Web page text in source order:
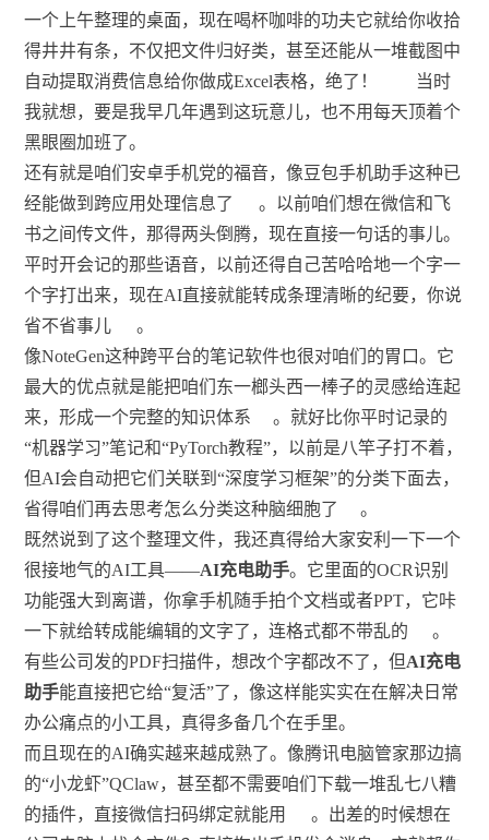
一个上午整理的桌面，现在喝杯咖啡的功夫它就给你收拾
得井井有条，不仅把文件归好类，甚至还能从一堆截图中
自动提取消费信息给你做成Excel表格，绝了！
当时
我就想，要是我早几年遇到这玩意儿，也不用每天顶着个
黑眼圈加班了。
还有就是咱们安卓手机党的福音，像豆包手机助手这种已
经能做到跨应用处理信息了
。以前咱们想在微信和飞
书之间传文件，那得两头倒腾，现在直接一句话的事儿。
平时开会记的那些语音，以前还得自己苦哈哈地一个字一
个字打出来，现在AI直接就能转成条理清晰的纪要，你说
省不省事儿
。
像NoteGen这种跨平台的笔记软件也很对咱们的胃口。它
最大的优点就是能把咱们东一榔头西一棒子的灵感给连起
来，形成一个完整的知识体系
。就好比你平时记录的
“机器学习”笔记和“PyTorch教程”，以前是八竿子打不着，
但AI会自动把它们关联到“深度学习框架”的分类下面去，
省得咱们再去思考怎么分类这种脑细胞了
。
既然说到了这个整理文件，我还真得给大家安利一下一个
很接地气的AI工具——AI充电助手。它里面的OCR识别
功能强大到离谱，你拿手机随手拍个文档或者PPT，它咔
一下就给转成能编辑的文字了，连格式都不带乱的
。
有些公司发的PDF扫描件，想改个字都改不了，但AI充电
助手能直接把它给“复活”了，像这样能实实在在解决日常
办公痛点的小工具，真得多备几个在手里。
而且现在的AI确实越来越成熟了。像腾讯电脑管家那边搞
的“小龙虾”QClaw，甚至都不需要咱们下载一堆乱七八糟
的插件，直接微信扫码绑定就能用
。出差的时候想在